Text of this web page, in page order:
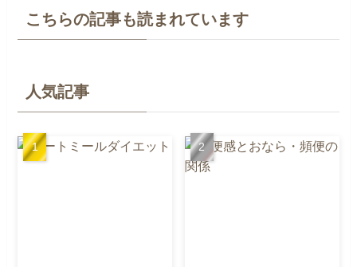
こちらの記事も読まれています
人気記事